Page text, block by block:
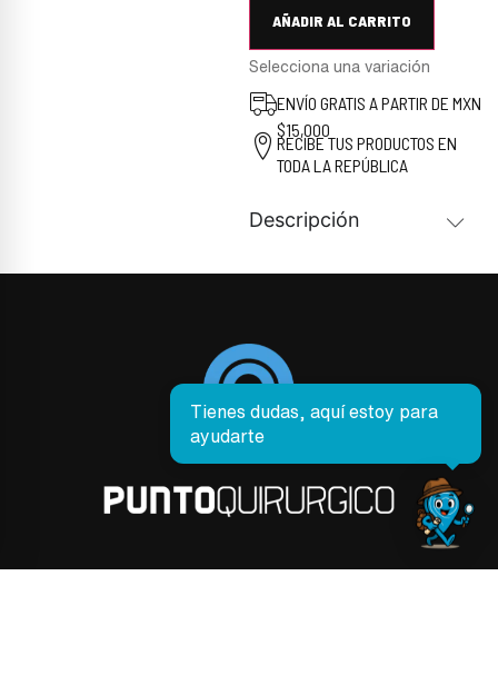
AÑADIR AL CARRITO
Selecciona una variación
ENVÍO GRATIS A PARTIR DE MXN
$15,000
RECIBE TUS PRODUCTOS EN
TODA LA REPÚBLICA
Descripción
Tienes dudas, aquí estoy para
ayudarte